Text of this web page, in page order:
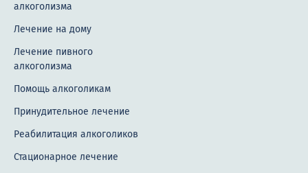
алкоголизма
Лечение на дому
Лечение пивного
алкоголизма
Помощь алкоголикам
Принудительное лечение
Реабилитация алкоголиков
Стационарное лечение